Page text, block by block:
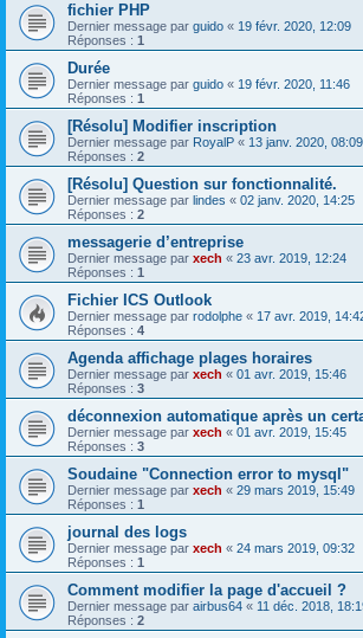
fichier PHP
Dernier message par guido « 19 févr. 2020, 12:09
Réponses : 1
Durée
Dernier message par guido « 19 févr. 2020, 11:46
Réponses : 1
[Résolu] Modifier inscription
Dernier message par RoyalP « 13 janv. 2020, 08:09
Réponses : 2
[Résolu] Question sur fonctionnalité.
Dernier message par lindes « 02 janv. 2020, 14:25
Réponses : 2
messagerie d’entreprise
Dernier message par xech « 23 avr. 2019, 12:24
Réponses : 1
Fichier ICS Outlook
Dernier message par rodolphe « 17 avr. 2019,
Réponses : 4
Agenda affichage plages horaires
Dernier message par xech « 01 avr. 2019, 15:46
Réponses : 3
déconnexion automatique après un
Dernier message par xech « 01 avr. 2019, 15:45
Réponses : 3
Soudaine "Connection error to mysql"
Dernier message par xech « 29 mars 2019, 15:49
Réponses : 1
journal des logs
Dernier message par xech « 24 mars 2019, 09:32
Réponses : 1
Comment modifier la page d'accueil ?
Dernier message par airbus64 « 11 déc. 2018,
Réponses : 2